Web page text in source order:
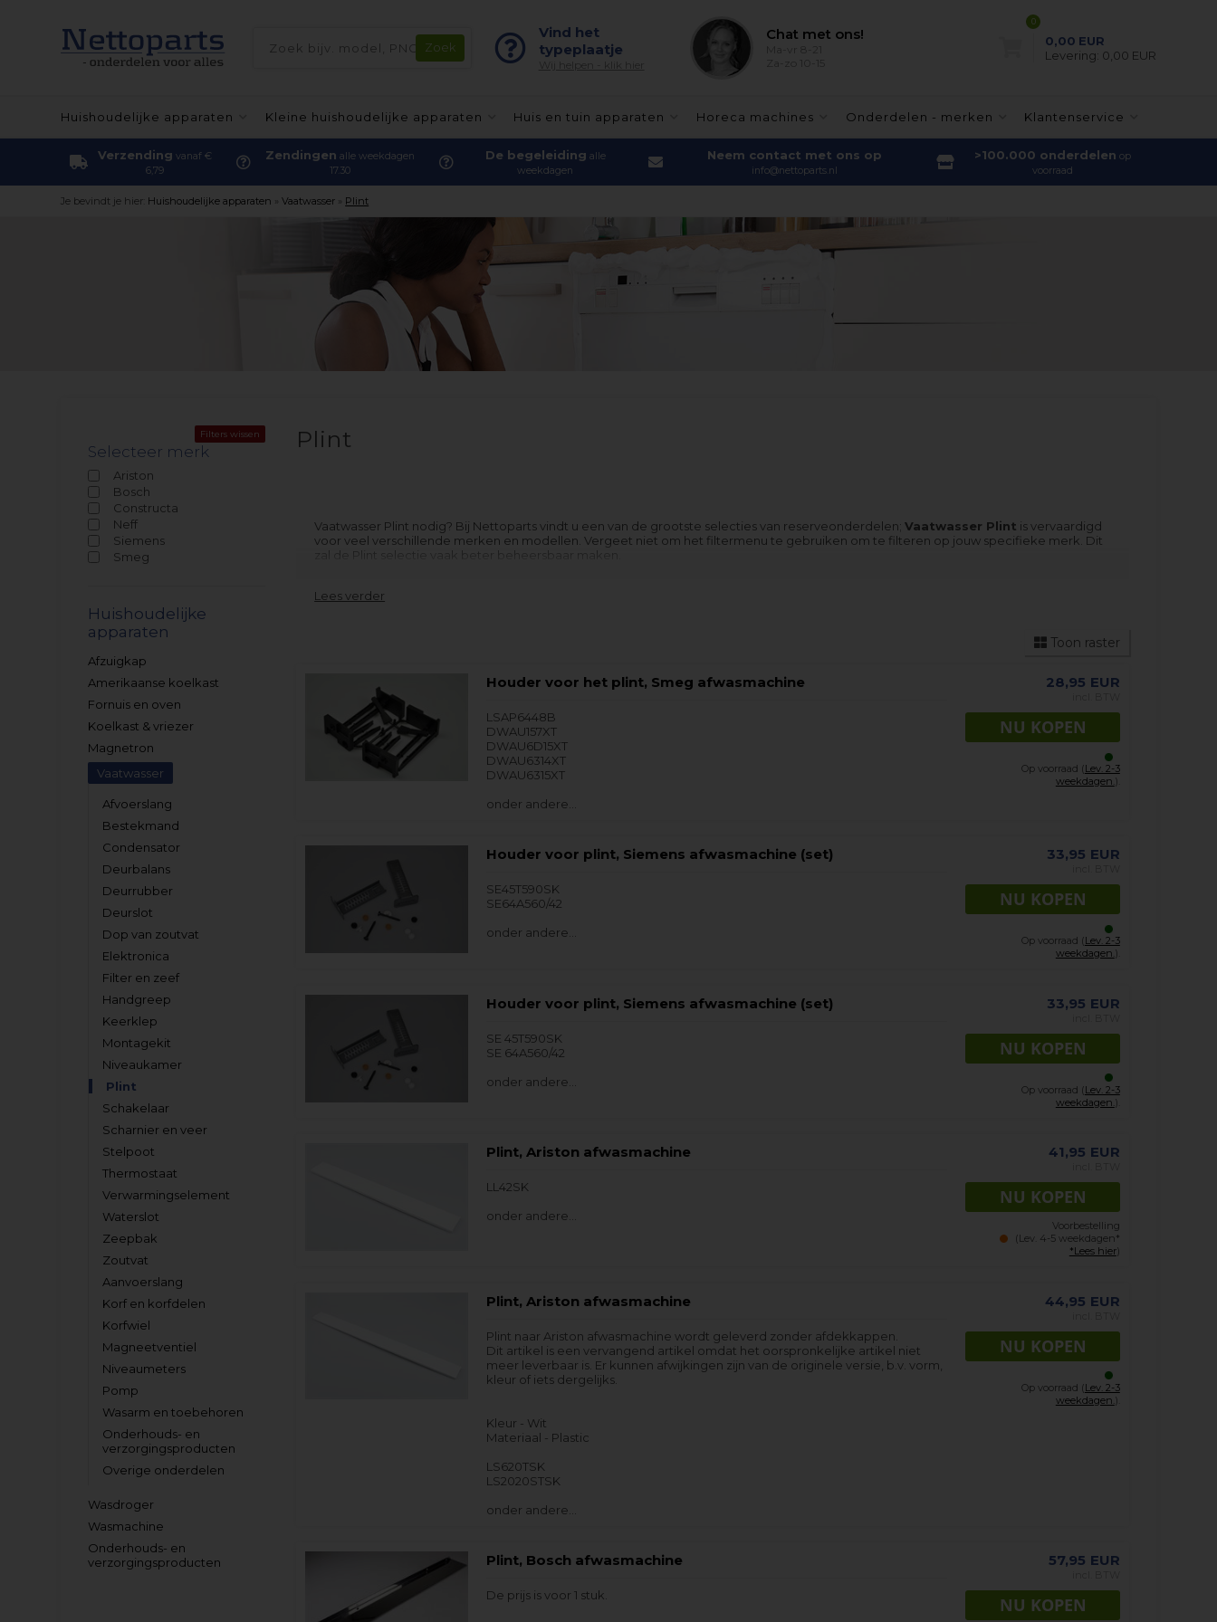
Vind het
typeplaatje
Chat met ons!
0
0,00 EUR
Levering: 0,00 EUR
Huishoudelijke apparaten Kleine huishoudelijke apparaten Huis en tuin apparaten Horeca machines Onderdelen - merken Klantenservice
Verzending vanaf €
6,79
Zendingen alle weekdagen
17.30
De begeleiding alle
weekdagen
Neem contact met ons op
info@nettoparts.nl
>100.000 onderdelen op
voorraad
Je bevindt je hier: Huishoudelijke apparaten »Vaatwasser Plint
Filters wissen
Selecteer merk
Ariston
Bosch
Constructa
Neff
Siemens
Smeg
Huishoudelijke
apparaten
Afzuigkap
Amerikaanse koelkast
Fornuis en oven
Koelkast & vriezer
Magnetron
Vaatwasser
Afvoerslang
Bestekmand
Condensator
Deurbalans
Deurrubber
Deurslot
Dop van zoutvat
Elektronica
Filter en zeef
Handgreep
Keerklep
Montagekit
Niveaukamer
Plint
Schakelaar
Scharnier en veer
Stelpoot
Thermostaat
Verwarmingselement
Waterslot
Zeepbak
Zoutvat
Aanvoerslang
Korf en korfdelen
Korfwiel
Magneetventiel
Niveaumeters
Pomp
Wasarm en toebehoren
Onderhouds- en
verzorgingsproducten
Overige onderdelen
Wasdroger
Wasmachine
Onderhouds- en
verzorgingsproducten
Plint
Vaatwasser Plint nodig? Bij Nettoparts vindt u een van de grootste selecties van reserveonderdelen;Vaatwasser Plint is vervaardigd
voor veel verschillende merken en modellen. Vergeet niet om het filtermenu te gebruiken om te filteren op jouw specifieke merk. Dit
zal de Plint selectie vaak beter beheersbaar maken.
onsop te nemen. Vergeet niet om zoveel mogelijk informatie van het
Lees verder
Toon raster
Houder voor het plint, Smeg afwasmachine
LSAP6448B
DWAU157XT
DWAU6D15XT
DWAU6314XT
DWAU6315XT
onder andere…
28,95 EUR
Op voorraad (Lev. 2-3
weekdagen. ).
Houder voor plint, Siemens afwasmachine (set)
SE45T590SK
SE64A560/42
onder andere…
33,95 EUR
Op voorraad (Lev. 2-3
weekdagen. ).
Houder voor plint, Siemens afwasmachine (set)
SE 45T590SK
SE 64A560/42
onder andere…
33,95 EUR
Op voorraad (Lev. 2-3
weekdagen. ).
Plint, Ariston afwasmachine
LL42SK
onder andere…
41,95 EUR
Voorbestelling
(Lev. 4-5 weekdagen*
*Lees hier)
Plint, Ariston afwasmachine
Plint naar Ariston afwasmachine wordt geleverd zonder afdekkappen.
Dit artikel is een vervangend artikel omdat het oorspronkelijke artikel niet
meer leverbaar is. Er kunnen afwijkingen zijn van de originele versie, b.v. vorm,
kleur of iets dergelijks.
Kleur - Wit
Materiaal - Plastic
LS620TSK
LS2020STSK
onder andere…
44,95 EUR
Op voorraad (Lev. 2-3
weekdagen. ).
Plint, Bosch afwasmachine
De prijs is voor 1 stuk.
57,95 EUR